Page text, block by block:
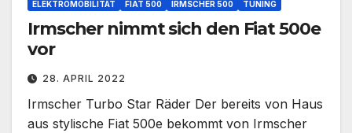
ELEKTROMOBILITÄT FIAT 500 IRMSCHER 500 TUNING
Irmscher nimmt sich den Fiat 500e
vor
28. APRIL 2022
Irmscher Turbo Star Räder Der bereits von Haus
aus stylische Fiat 500e bekommt von Irmscher